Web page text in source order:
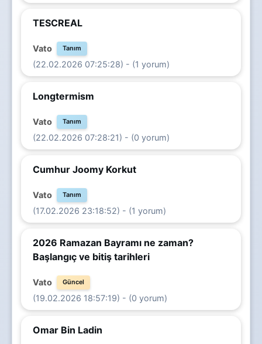
TESCREAL
Vato Tanım
(22.02.2026 07:25:28) - (1 yorum)
Longtermism
Vato Tanım
(22.02.2026 07:28:21) - (0 yorum)
Cumhur Joomy Korkut
Vato Tanım
(17.02.2026 23:18:52) - (1 yorum)
2026 Ramazan Bayramı ne zaman?
Başlangıç ve bitiş tarihleri
Vato Güncel
(19.02.2026 18:57:19) - (0 yorum)
Omar Bin Ladin